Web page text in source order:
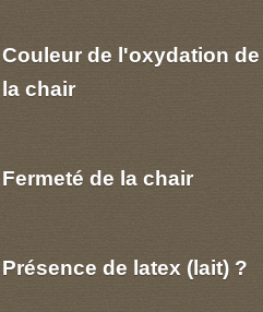
Couleur de l'oxydation de
la chair
Fermeté de la chair
Présence de latex (lait) ?